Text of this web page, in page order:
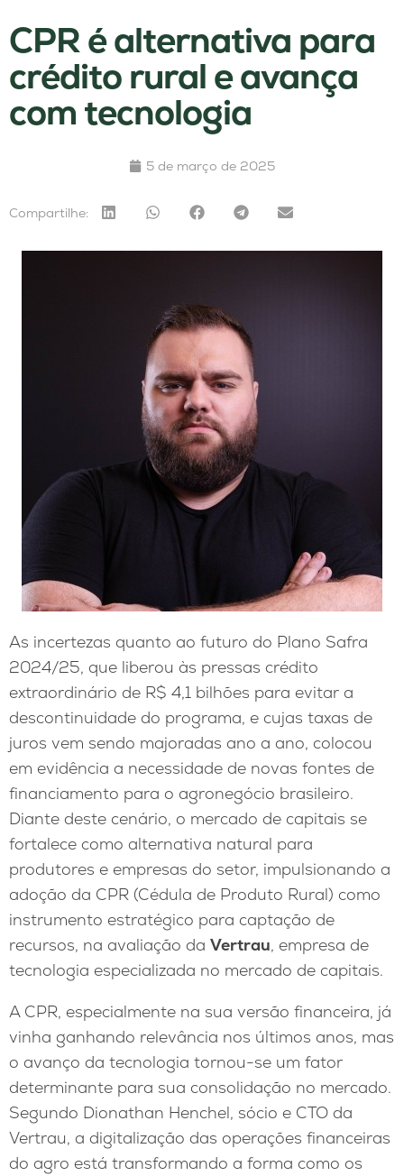
CPR é alternativa para
crédito rural e avança
com tecnologia
5 de março de 2025
Compartilhe:
As incertezas quanto ao futuro do Plano Safra
2024/25, que liberou às pressas crédito
extraordinário de R$ 4,1 bilhões para evitar a
descontinuidade do programa, e cujas taxas de
juros vem sendo majoradas ano a ano, colocou
em evidência a necessidade de novas fontes de
financiamento para o agronegócio brasileiro.
Diante deste cenário, o mercado de capitais se
fortalece como alternativa natural para
produtores e empresas do setor, impulsionando a
adoção da CPR (Cédula de Produto Rural) como
instrumento estratégico para captação de
recursos, na avaliação da Vertrau, empresa de
tecnologia especializada no mercado de capitais.
A CPR, especialmente na sua versão financeira, já
vinha ganhando relevância nos últimos anos, mas
o avanço da tecnologia tornou-se um fator
determinante para sua consolidação no mercado.
Segundo Dionathan Henchel, sócio e CTO da
Vertrau, a digitalização das operações financeiras
do agro está transformando a forma como os